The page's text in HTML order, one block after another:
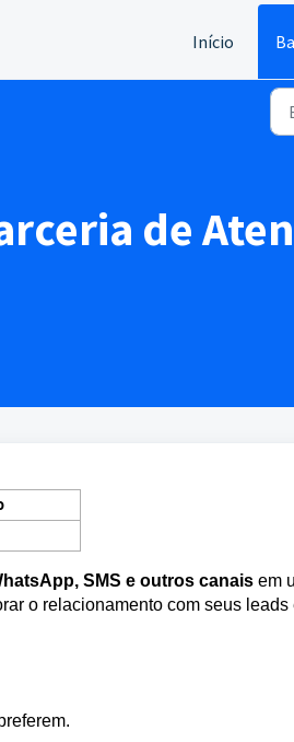
Início
de
SMS e outros canais em
o relacionamento com seus leads